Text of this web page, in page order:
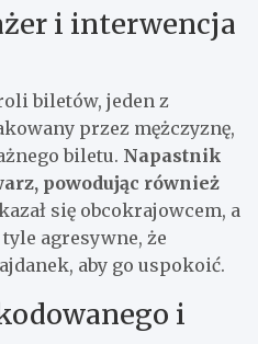
i interwencja
biletów, jeden z
przez mężczyznę,
biletu. Napastnik
powodując również
się obcokrajowcem, a
agresywne, że
aby go uspokoić.
i